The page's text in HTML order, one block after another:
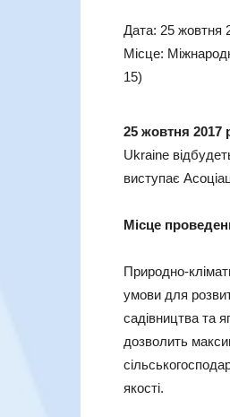
Дата: 25 жовтня
Місце:
15)
25 жовтня 2017
Ukraine
виступає
Місце
Природно-
умови для
садівництва та
дозволить
якості.